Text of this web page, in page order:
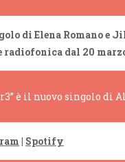
di Elena Romano
dal 20
è il nuovo singolo di
| Spotify